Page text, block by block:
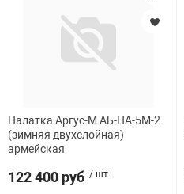
Палатка Аргус-М АБ-ПА-5М-2
(зимняя двухслойная)
армейская
122 400 руб / шт.